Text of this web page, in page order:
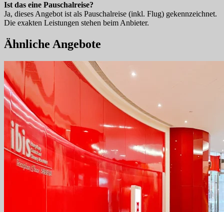
Ist das eine Pauschalreise?
Ja, dieses Angebot ist als Pauschalreise (inkl. Flug) gekennzeichnet.
Die exakten Leistungen stehen beim Anbieter.
Ähnliche Angebote